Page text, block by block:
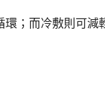
；而冷敷則可